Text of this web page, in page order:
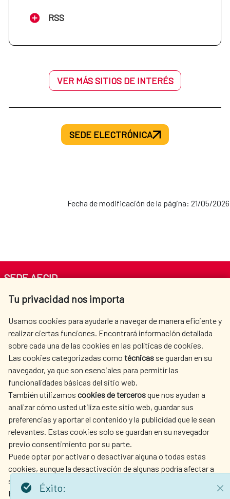
RSS
VER MÁS SITIOS DE INTERÉS
SEDE ELECTRÓNICA
Fecha de modificación de la página: 21/05/2026
Tu privacidad nos importa
Usamos cookies para ayudarle a navegar de manera eficiente y
realizar ciertas funciones. Encontrará información detallada
sobre cada una de las cookies en las políticas de cookies.
Las cookies categorizadas como técnicas se guardan en su
navegador, ya que son esenciales para permitir las
funcionalidades básicas del sitio web.
También utilizamos cookies de tercerosque nos ayudan a
analizar cómo usted utiliza este sitio web, guardar sus
preferencias y aportar el contenido y la publicidad que le sean
relevantes. Estas cookies solo se guardan en su navegador
previo consentimiento por su parte.
Puede optar por activar o desactivar alguna o todas estas
cookies, aunque la desactivación de algunas podría afectar a
su experiencia de navegación.
Para obtener más información, consulte nuestra
SEDE AECID
Av. Reyes Católicos 4 - 28040 Madrid
centro.informacion@aecid.es
LA AECID
DÓNDE COOPERAMOS
ACCIÓN HUMANITARIA
SALA DE PRENSA
CULTURA Y CIENCIA
BIBLIOTECA
NUESTRAS REDES SOCIALES
Éxito: